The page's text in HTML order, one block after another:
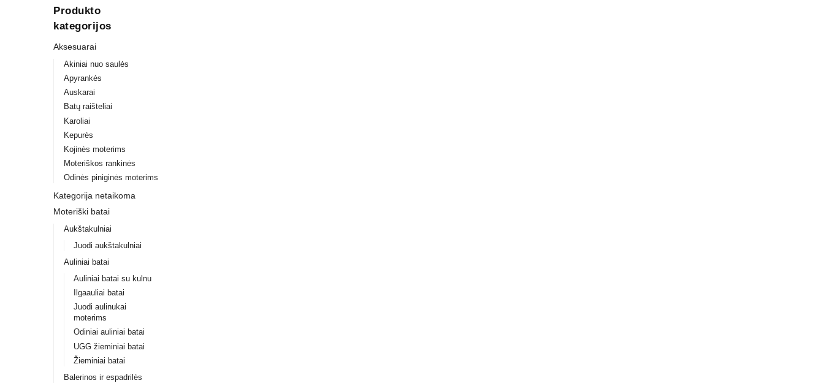
Produkto
kategorijos
Aksesuarai
Akiniai nuo saulės
Apyrankės
Auskarai
Batų raišteliai
Karoliai
Kepurės
Kojinės moterims
Moteriškos rankinės
Odinės piniginės moterims
Kategorija netaikoma
Moteriški batai
Aukštakulniai
Juodi aukštakulniai
Auliniai batai
Auliniai batai su kulnu
Ilgaauliai batai
Juodi aulinukai
moterims
Odiniai auliniai batai
UGG žieminiai batai
Žieminiai batai
Balerinos ir espadrilės